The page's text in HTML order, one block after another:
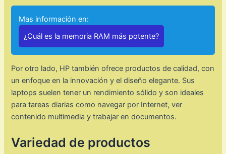
Mas información en:
¿Cuál es la memoria RAM más potente?
Por otro lado, HP también ofrece productos de calidad, con
un enfoque en la innovación y el diseño elegante. Sus
laptops suelen tener un rendimiento sólido y son ideales
para tareas diarias como navegar por Internet, ver
contenido multimedia y trabajar en documentos.
Variedad de productos